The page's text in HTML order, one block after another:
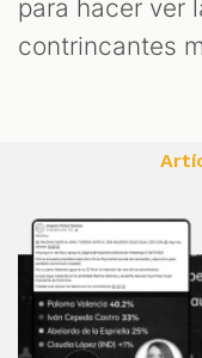
para hacer ver
contrincantes